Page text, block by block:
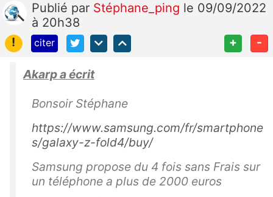
Publié par Stéphane_ping le 09/09/2022
à 20h38
!
citer + -
Akarp a écrit
Bonsoir Stéphane
https://www.samsung.com/fr/smartphone
s/galaxy-z-fold4/buy/
Samsung propose du 4 fois sans Frais sur
un téléphone a plus de 2000 euros